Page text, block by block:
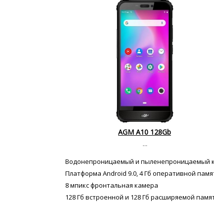
AGM A10 128Gb
--
Водонепроницаемый и пыленепроницаемый
Платформа Android 9.0, 4 Гб оперативной
8 мпикс фронтальная камера
128 Гб встроенной и 128 Гб расширяемой